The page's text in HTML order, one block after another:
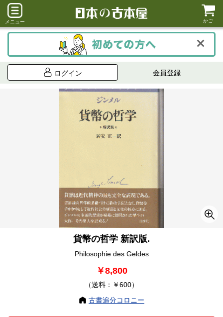
メニュー かご
ログイン 会員登録
貨幣の哲学 新訳版.
Philosophie des Geldes
￥8,800
（送料：￥600）
古書追分コロニー